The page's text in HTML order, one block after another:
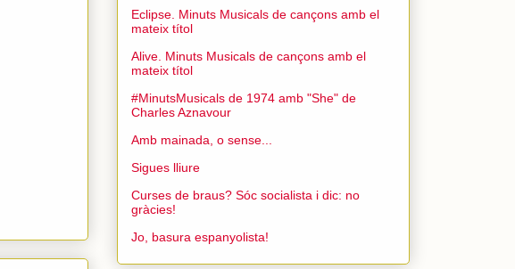
Eclipse. Minuts Musicals de cançons amb el
mateix títol
Alive. Minuts Musicals de cançons amb el
mateix títol
#MinutsMusicals de 1974 amb "She" de
Charles Aznavour
Amb mainada, o sense...
Sigues lliure
Curses de braus? Sóc socialista i dic: no
gràcies!
Jo, basura espanyolista!